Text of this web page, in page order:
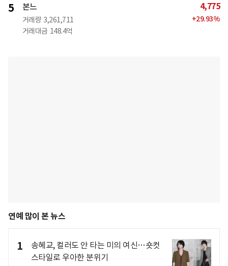
5 본느
거래량 3,261,711
거래대금 148.4억
4,775
+29.93%
연예 많이 본 뉴스
1
송혜교, 컬러도 안 타는 미의 여신…숏컷
스타일로 우아한 분위기